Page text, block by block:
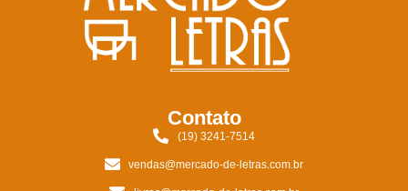
Contato
(19) 3241-7514
vendas@mercado-de-letras.com.br